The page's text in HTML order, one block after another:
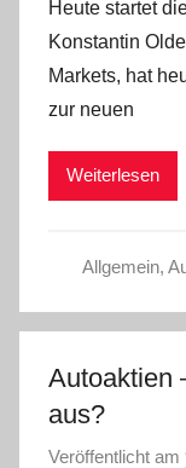
Heute startet
Konstantin
Markets, hat
zur neuen
Weiterlesen
Allgemein,
Autoaktien
aus?
Veröffentlicht am